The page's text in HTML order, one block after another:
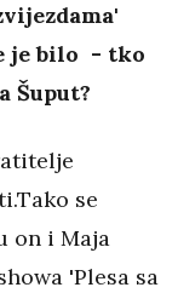
je bilo - tko
Šuput?
se
on i Maja
'Plesa sa